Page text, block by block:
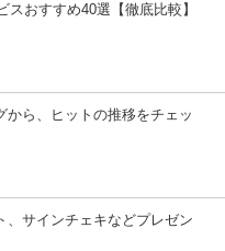
スおすすめ40選【徹底比較】
から、ヒットの推移をチェッ
、サインチェキなどプレゼン